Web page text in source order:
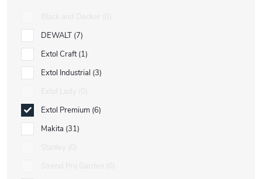
DEWALT 7
Extol Craft 1
Extol Industrial 3
Extol Premium 6
Makita 31